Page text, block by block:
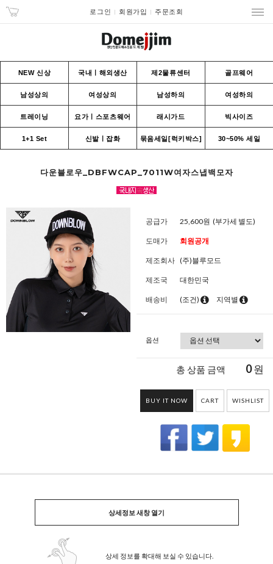
로그인 회원가입 주문조회
NEW 신상 국내ㅣ해외생산 제2물류센터 골프웨어
남성상의 여성상의 남성하의 여성하의
트레이닝 요가ㅣ스포츠웨어 래시가드 빅사이즈
1+1 Set 신발ㅣ잡화 묶음세일[럭키박스] 30~50% 세일
다운블로우_DBFWCAP_7011W여자스냅백모자
공급가 25,600원 (부가세 별도)
도매가 회원공개
제조회사 (주)블루모드
제조국 대한민국
배송비 (조건) 지역별
옵션
총 상품 금액 0원
BUY IT NOW CART WISHLIST
상세정보 새창 열기
상세 정보를 확대해 보실 수 있습니다.